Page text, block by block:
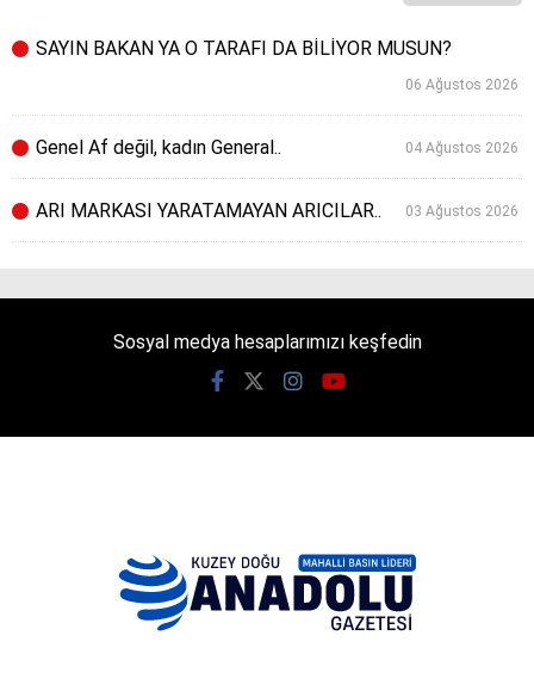
SAYIN BAKAN YA O TARAFI DA BİLİYOR MUSUN?
06 Ağustos 2026
Genel Af değil, kadın General.. 04 Ağustos 2026
ARI MARKASI YARATAMAYAN ARICILAR.. 03 Ağustos 2026
Sosyal medya hesaplarımızı keşfedin